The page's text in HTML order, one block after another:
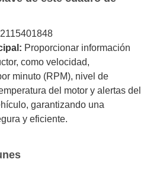
Proporcionar información
como velocidad,
minuto (RPM), nivel de
del motor y alertas del
garantizando una
y eficiente.